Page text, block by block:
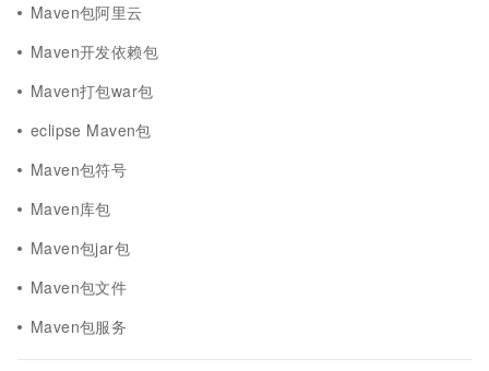
Maven包阿里云
Maven开发依赖包
Maven打包war包
eclipse Maven包
Maven包符号
Maven库包
Maven包jar包
Maven包文件
Maven包服务